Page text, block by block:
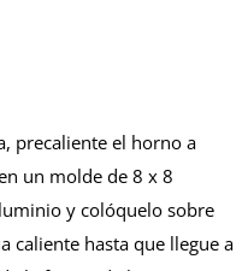
precaliente el horno a
un molde de 8 x 8
y colóquelo sobre
caliente hasta que llegue a